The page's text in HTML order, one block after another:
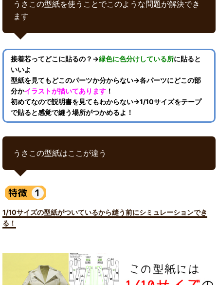
うさこの型紙を使うことでこのような問題が解決でき
ます
接着芯ってどこに貼るの？→緑色に色分けしている所に貼ると
いいよ
型紙を見てもどこのパーツか分からない→各パーツにどこの部
分かイラストが描いてあります ！
初めてなので説明書を見てもわからない→1/10サイズをテープ
で貼ると感覚で縫う場所がつかめるよ！
うさこの型紙はここが違う
1/10サイズの型紙がついているから縫う前にシミュレーションでき
る！